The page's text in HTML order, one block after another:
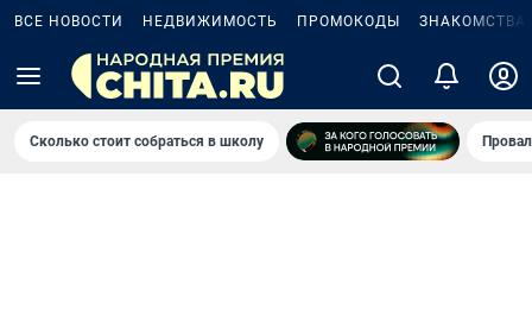
ВСЕ НОВОСТИ НЕДВИЖИМОСТЬ ПРОМОКОДЫ ЗНАКОМСТВА
Сколько стоит собраться в школу